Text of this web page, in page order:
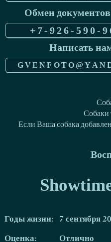
Обмен
+7-926-590-
Написать
Собаки
Если Ваша собака
Годы жизни: 7 сентября